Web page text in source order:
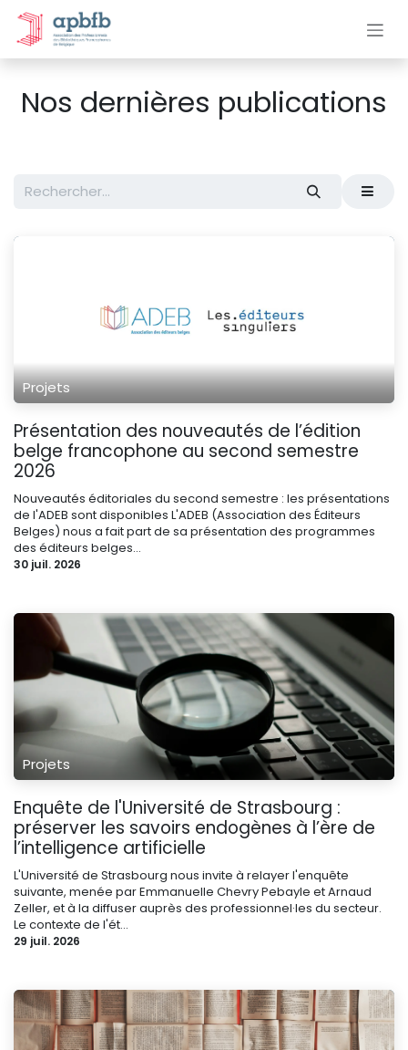
Se rendre au contenu
Nos dernières publications
Projets
Présentation des nouveautés de l’édition
belge francophone au second semestre
2026
Nouveautés éditoriales du second semestre : les présentations
de l'ADEB sont disponibles L'ADEB (Association des Éditeurs
Belges) nous a fait part de sa présentation des programmes
des éditeurs belges...
30 juil. 2026
Projets
Enquête de l'Université de Strasbourg :
préserver les savoirs endogènes à l’ère de
l’intelligence artificielle
L'Université de Strasbourg nous invite à relayer l'enquête
suivante, menée par Emmanuelle Chevry Pebayle et Arnaud
Zeller, et à la diffuser auprès des professionnel·les du secteur.
Le contexte de l'ét...
29 juil. 2026